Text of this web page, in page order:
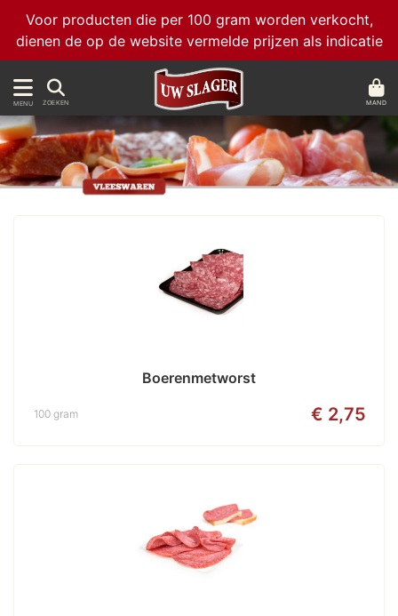
Voor producten die per 100 gram worden verkocht,
dienen de op de website vermelde prijzen als indicatie
MENU ZOEKEN MAND
Boerenmetworst
€ 2,75
100 gram